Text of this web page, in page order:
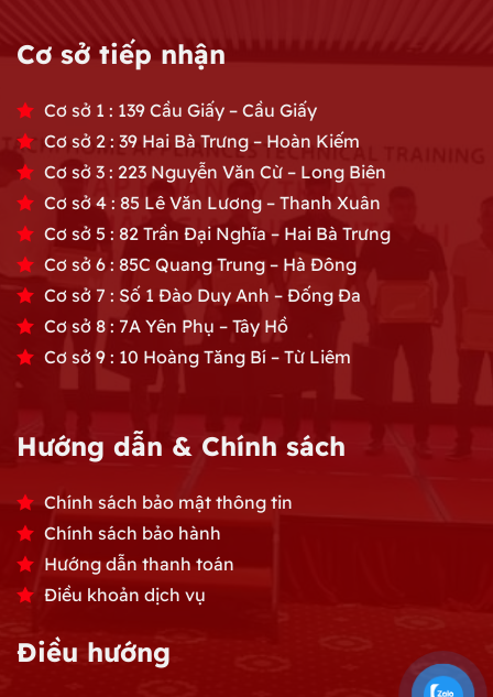
Cơ sở tiếp nhận
Cơ sở 1 : 139 Cầu Giấy – Cầu Giấy
Cơ sở 2 : 39 Hai Bà Trưng – Hoàn Kiếm
Cơ sở 3 : 223 Nguyễn Văn Cừ – Long Biên
Cơ sở 4 : 85 Lê Văn Lương – Thanh Xuân
Cơ sở 5 : 82 Trần Đại Nghĩa – Hai Bà Trưng
Cơ sở 6 : 85C Quang Trung – Hà Đông
Cơ sở 7 : Số 1 Đào Duy Anh – Đống Đa
Cơ sở 8 : 7A Yên Phụ – Tây Hồ
Cơ sở 9 : 10 Hoàng Tăng Bí – Từ Liêm
Hướng dẫn & Chính sách
Chính sách bảo mật thông tin
Chính sách bảo hành
Hướng dẫn thanh toán
Điều khoản dịch vụ
Điều hướng